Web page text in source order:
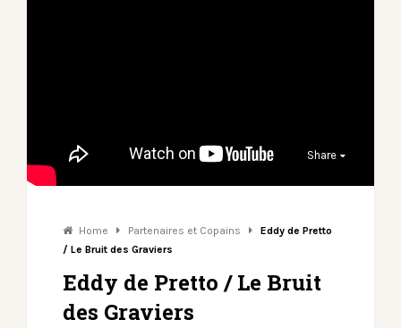
Share
Home Partenaires et Copains
Eddy de Pretto
/ Le Bruit des Graviers
Eddy de Pretto / Le Bruit
des Graviers